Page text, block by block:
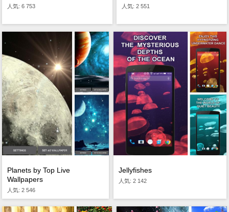
人気: 6 753 人気: 2 551
Planets by Top Live
Wallpapers
人気: 2 546
Jellyfishes
人気: 2 142